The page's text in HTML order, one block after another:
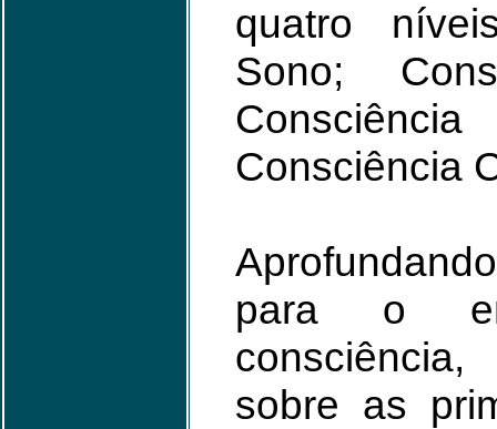
quatro
Sono;
Consciência
para o
sobre as